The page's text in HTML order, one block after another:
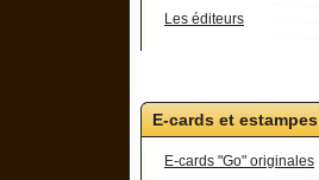
Les éditeurs
E-cards et estampes
E-cards "Go" originales